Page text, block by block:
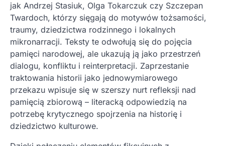
jak Andrzej Stasiuk, Olga Tokarczuk czy Szczepan
Twardoch, którzy sięgają do motywów tożsamości,
traumy, dziedzictwa rodzinnego i lokalnych
mikronarracji. Teksty te odwołują się do pojęcia
pamięci narodowej, ale ukazują ją jako przestrzeń
dialogu, konfliktu i reinterpretacji. Zaprzestanie
traktowania historii jako jednowymiarowego
przekazu wpisuje się w szerszy nurt refleksji nad
pamięcią zbiorową – literacką odpowiedzią na
potrzebę krytycznego spojrzenia na historię i
dziedzictwo kulturowe.